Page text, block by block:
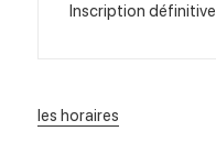
Inscription définitive
les horaires